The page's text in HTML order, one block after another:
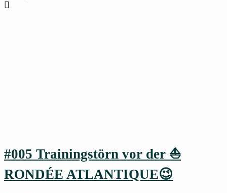
#005 Trainingstörn vor der ⛵
RONDÉE ATLANTIQUE😉